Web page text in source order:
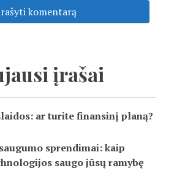
įrašai
ar turite finansinį planą?
sprendimai: kaip
saugo jūsų ramybę